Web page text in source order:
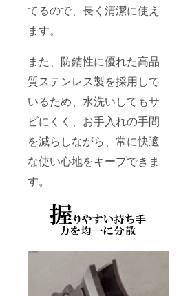
てるので、長く清潔に使え
ます。
また、防錆性に優れた高品
質ステンレス製を採用して
いるため、水洗いしてもサ
ビにくく、お手入れの手間
を減らしながら、常に快適
な使い心地をキープできま
す。